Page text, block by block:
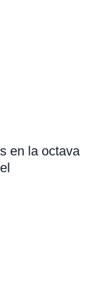
en la octava